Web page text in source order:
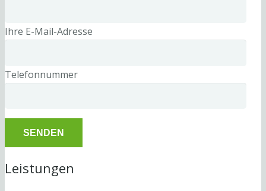
Ihre E-Mail-Adresse
Telefonnummer
Leistungen